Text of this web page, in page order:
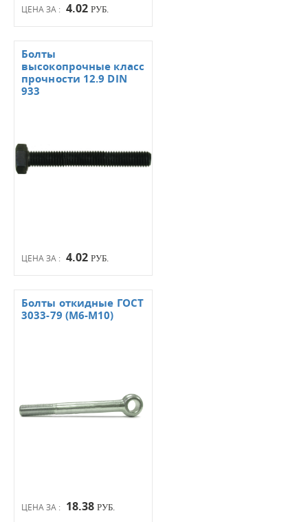
ЦЕНА ЗА : 4.02 РУБ.
ЦЕНА ЗА : 4.02 РУБ.
Болты
высокопрочные класс
прочности 12.9 DIN
933
ЦЕНА ЗА : 18.38 РУБ.
Болты откидные ГОСТ
3033-79 (М6-М10)